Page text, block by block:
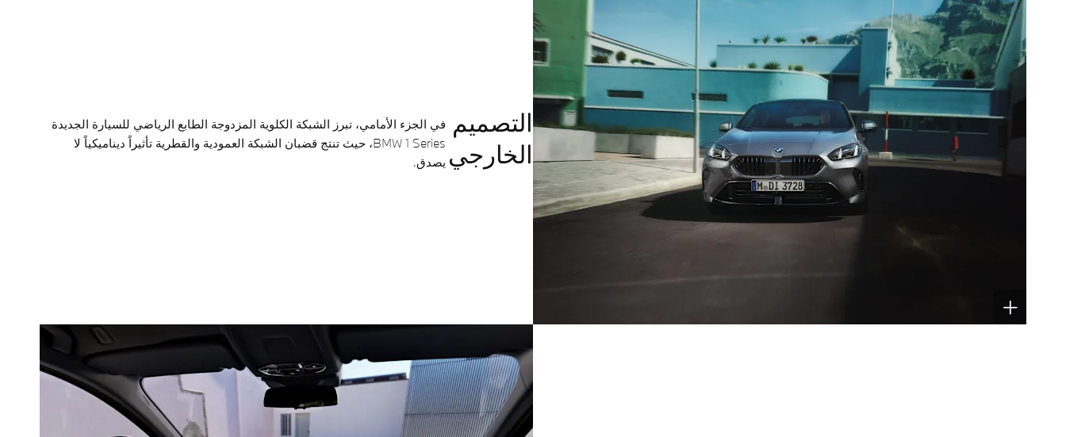
التصميم
الخارجي
في الجزء الأمامي، تبرز الشبكة الكلوية المزدوجة الطابع الرياضي للسيارة الجديدة
BMW 1 Series، حيث تنتج قضبان الشبكة العمودية والقطرية تأثيراً ديناميكياً لا
يصدق.